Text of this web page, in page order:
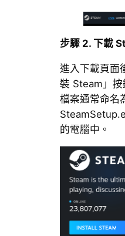
步驟 2. 下載
進入下載頁面
裝 Steam」按
檔案通常命名
的電腦中。